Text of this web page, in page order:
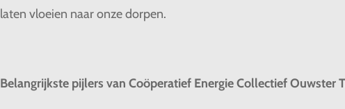
laten vloeien naar onze dorpen.
Belangrijkste pijlers van Coöperatief Energie Collectief Ouwster